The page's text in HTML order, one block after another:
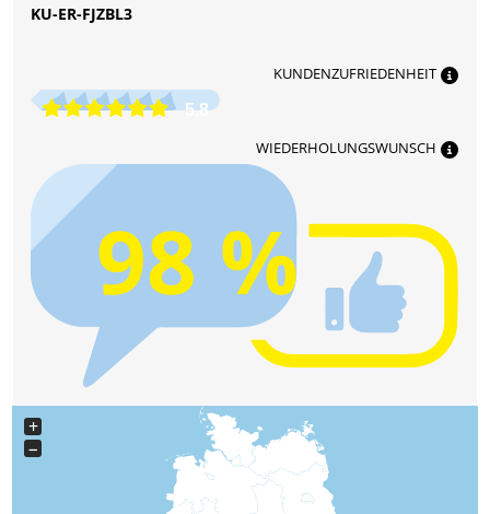
KU-ER-FJZBL3
KUNDENZUFRIEDENHEIT
5.8
WIEDERHOLUNGSWUNSCH
98 %
+
−